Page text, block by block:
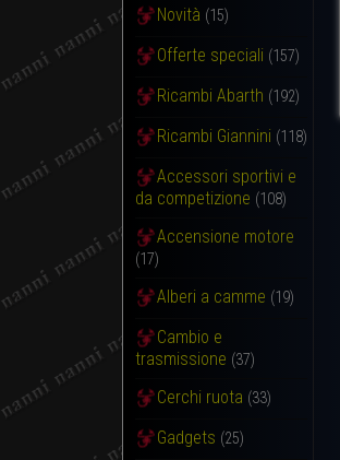
Novità (15)
Offerte speciali (157)
Ricambi Abarth (192)
Ricambi Giannini (118)
Accessori sportivi e
da competizione (108)
Accensione motore
(17)
Alberi a camme (19)
Cambio e
trasmissione (37)
Cerchi ruota (33)
Gadgets (25)